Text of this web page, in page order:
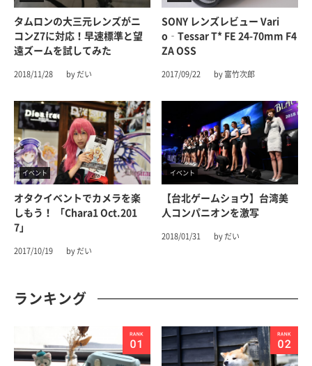
タムロンの大三元レンズがニ
コンZ7に対応！早速標準と望
遠ズームを試してみた
2018/11/28 by だい
SONY レンズレビュー Vari
O‑Tessar T* FE 24-70mm F4
ZA OSS
2017/09/22 by 富竹次郎
イベント
オタクイベントでカメラを楽
しもう！ 「chara1 Oct.201
7」
2017/10/19 by だい
イベント
【台北ゲームショウ】台湾美
人コンパニオンを激写
2018/01/31 by だい
ランキング